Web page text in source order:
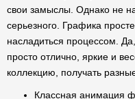
свои замыслы. Однако не
серьезного. Графика
насладиться процессом.
просто отлично, яркие и
коллекцию, получать
Классная анимация